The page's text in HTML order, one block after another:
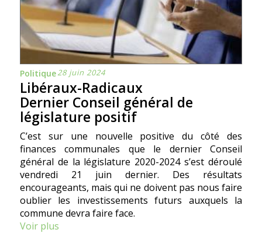
Politique28 juin 2024
Libéraux-Radicaux
Dernier Conseil général de
législature positif
C’est sur une nouvelle positive du côté des
finances communales que le dernier Conseil
général de la législature 2020-2024 s’est déroulé
vendredi 21 juin dernier. Des résultats
encourageants, mais qui ne doivent pas nous faire
oublier les investissements futurs auxquels la
commune devra faire face.
Voir plus